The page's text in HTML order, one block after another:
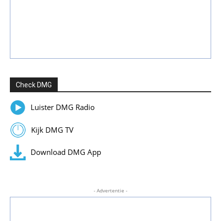
Check DMG
Luister DMG Radio
Kijk DMG TV
Download DMG App
- Advertentie -